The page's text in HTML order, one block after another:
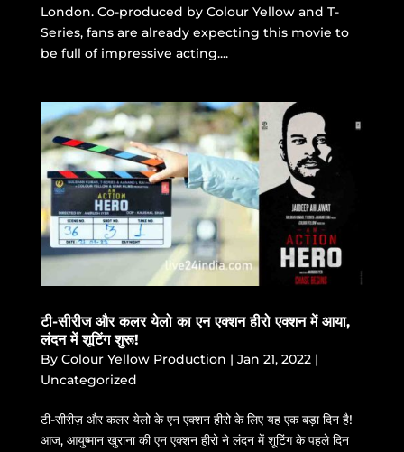
London. Co-produced by Colour Yellow and T-
Series, fans are already expecting this movie to
be full of impressive acting....
टी-सीरीज और कलर येलो का एन एक्शन हीरो एक्शन में आया,
लंदन में शूटिंग शुरू!
By Colour Yellow Production | Jan 21, 2022|
Uncategorized
टी-सीरीज़ और कलर येलो के एन एक्शन हीरो के लिए यह एक बड़ा दिन है!
आज, आयुष्मान खुराना की एन एक्शन हीरो ने लंदन में शूटिंग के पहले दिन